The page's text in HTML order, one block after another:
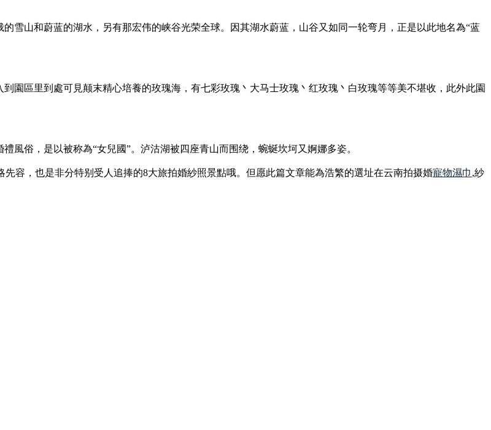
雪山和蔚蓝的湖水，另有那宏伟的峡谷光荣全球。因其湖水蔚蓝，山谷又如同一轮弯月，正是以此地名為“蓝
園區里到處可見颠末精心培養的玫瑰海，有七彩玫瑰丶大马士玫瑰丶红玫瑰丶白玫瑰等等美不堪收，此外此園
風俗，是以被称為“女兒國”。泸沽湖被四座青山而围绕，蜿蜒坎坷又婀娜多姿。
容，也是非分特别受人追捧的8大旅拍婚紗照景點哦。但愿此篇文章能為浩繁的選址在云南拍摄婚寵物濕巾 ,紗